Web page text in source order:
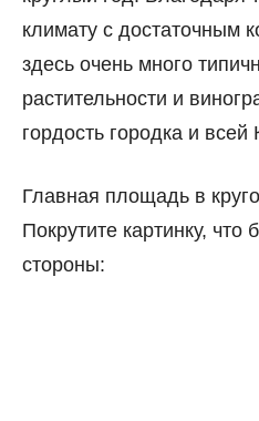
климату с достаточным
здесь очень много
растительности и
гордость городка и всей
Главная площадь в
Покрутите картинку, что
стороны: